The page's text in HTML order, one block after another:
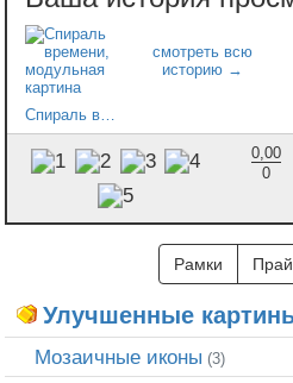
Спираль времени, модульная картина
0,00
0
Рамки
Улучшенные
Мозаичные иконы (3)